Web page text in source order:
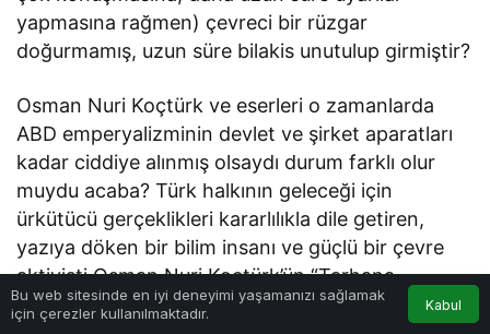
yapmasına rağmen) çevreci bir rüzgar
doğurmamış, uzun süre bilakis unutulup girmiştir?
Osman Nuri Koçtürk ve eserleri o zamanlarda
ABD emperyalizminin devlet ve şirket aparatları
kadar ciddiye alınmış olsaydı durum farklı olur
muydu acaba? Türk halkının geleceği için
ürkütücü gerçeklikleri kararlılıkla dile getiren,
yazıya döken bir bilim insanı ve güçlü bir çevre
aktivisti Osman Nuri Koçtürk’ün “Tarhana
Osman”a dönüştürülmesi ile çevreci partinin
Bu web sitesinde en iyi deneyimi yaşamanızı sağlamak
için çerezler kullanılmaktadır.
Kabul